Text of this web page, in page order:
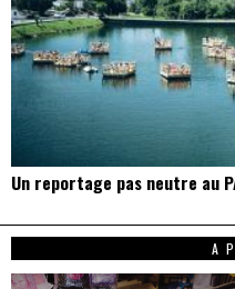
Un reportage pas neutre au
A